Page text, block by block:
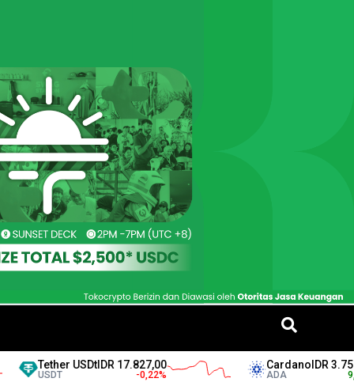
Tether USDtIDR 17.827,00 CardanoIDR 3.750,00
ADA